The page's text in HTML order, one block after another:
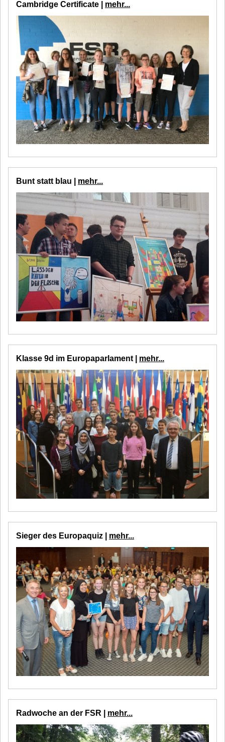
Cambridge Certificate | mehr...
Bunt statt blau | mehr...
Klasse 9d im Europaparlament | mehr...
Sieger des Europaquiz | mehr...
Radwoche an der FSR | mehr...